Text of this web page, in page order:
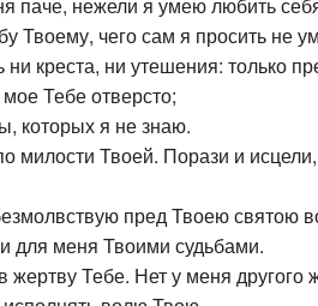
паче, нежели я умею любить
Твоему, чего сам я просить не
ни креста, ни утешения: только
Тебе отверсто;
которых я не знаю.
милости Твоей. Порази и
пред Твоею святою
для меня Твоими судьбами.
Тебе. Нет у меня другого